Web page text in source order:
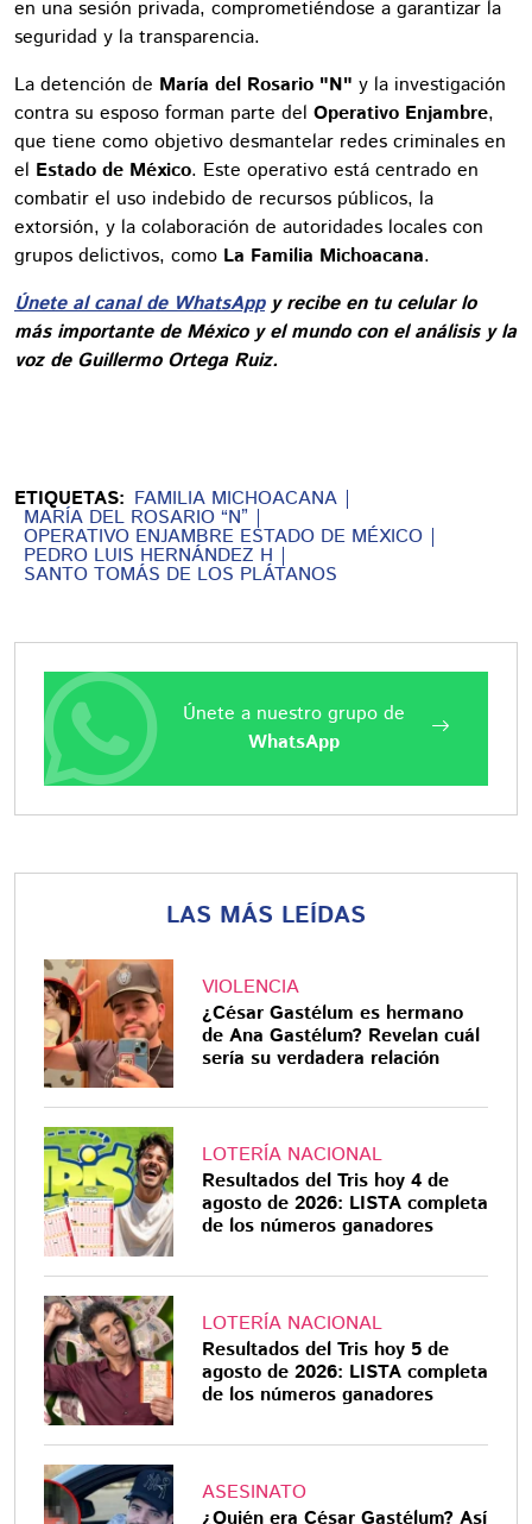
en una sesión privada, comprometiéndose a garantizar la
seguridad y la transparencia.
La detención de María del Rosario "N" y la investigación
contra su esposo forman parte del Operativo Enjambre,
que tiene como objetivo desmantelar redes criminales en
el Estado de México. Este operativo está centrado en
combatir el uso indebido de recursos públicos, la
extorsión, y la colaboración de autoridades locales con
grupos delictivos, como La Familia Michoacana.
Únete al canal de WhatsAppy recibe en tu celular lo
más importante de México y el mundo con el análisis y la
voz de Guillermo Ortega Ruiz.
ETIQUETAS: FAMILIA MICHOACANA
MARÍA DEL ROSARIO “N”
OPERATIVO ENJAMBRE ESTADO DE MÉXICO
PEDRO LUIS HERNÁNDEZ H
SANTO TOMÁS DE LOS PLÁTANOS
Únete a nuestro grupo de
WhatsApp
LAS MÁS LEÍDAS
VIOLENCIA
¿César Gastélum es hermano
de Ana Gastélum? Revelan cuál
sería su verdadera relación
LOTERÍA NACIONAL
Resultados del Tris hoy 4 de
agosto de 2026: LISTA completa
de los números ganadores
LOTERÍA NACIONAL
Resultados del Tris hoy 5 de
agosto de 2026: LISTA completa
de los números ganadores
ASESINATO
¿Quién era César Gastélum? Así